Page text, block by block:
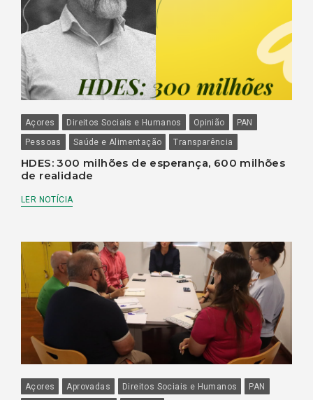
Açores Direitos Sociais e Humanos Opinião
PAN
Pessoas
Saúde e Alimentação Transparência
HDES: 300 milhões de esperança, 600 milhões
de realidade
LER NOTÍCIA
Açores Aprovadas Direitos Sociais e Humanos
PAN